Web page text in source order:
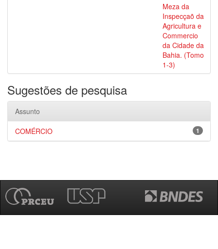
Meza da
Inspecçaõ da
Agricultura e
Commercio
da Cidade da
Bahia. (Tomo
1-3)
Sugestões de pesquisa
Assunto
1
COMÉRCIO